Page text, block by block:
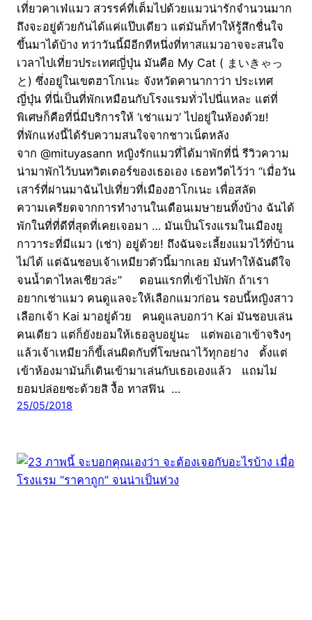
เที่ยวคาเฟ่แมว สวรรค์ที่เต็มไปด้วยแมวน่ารักจำนวนมาก
ถึงจะอยู่ด้วยกันได้แค่แป๊บเดียว แต่มันก็ทำให้รู้สึกชื่นใจ
ขึ้นมาได้บ้าง ทว่าวันนี้มีอีกทีหนึ่งที่ทาสแมวอาจจะสนใจ
เวลาไปเที่ยวประเทศญี่ปุ่น มันคือ My Cat ( まいきゃっ
と) ซึ่งอยู่ในเขตฮาโกเนะ จังหวัดคานากาว่า ประเทศ
ญี่ปุ่น ที่นี่เป็นที่พักเหมือนกับโรงแรมทั่วไปนี่แหละ แต่ที่
พิเศษก็คือที่นี่มีบริการให้ ‘เช่าแมว’ ไปอยู่ในห้องด้วย!
ที่พักแห่งนี้ได้รับความสนใจจากชาวเน็ตหลัง
จาก @mituyasann หญิงรักแมวที่ได้มาพักที่นี่ รีวิวความ
น่ามาพักไว้บนทวิตเตอร์ของเธอเอง เธอทวีตไว้ว่า “เมื่อวัน
เสาร์ที่ผ่านมาฉันไปเที่ยวที่เมืองฮาโกเนะ เพื่อสลัด
ความเครียดจากการทำงานในเดือนเมษายนทิ้งบ้าง ฉันได้
พักในที่ที่ดีที่สุดที่เคยเจอมา … มันเป็นโรงแรมในเมืองยู
กาวาระที่มีแมว (เช่า) อยู่ด้วย! ถึงฉันจะเลี้ยงแมวไว้ที่บ้าน
ไม่ได้ แต่ฉันชอบเจ้าเหมียวตัวนี้มากเลย มันทำให้ฉันดีใจ
จนน้ำตาไหลเชียวล่ะ” ตอนแรกที่เข้าไปพัก ถ้าเรา
อยากเช่าแมว คนดูแลจะให้เลือกแมวก่อน รอบนี้หญิงสาว
เลือกเจ้า Kai มาอยู่ด้วย คนดูแลบอกว่า Kai มันชอบเล่น
คนเดียว แต่ก็ยังยอมให้เธอลูบอยู่นะ แต่พอเอาเข้าจริงๆ
แล้วเจ้าเหมียวก็ขี้เล่นผิดกับที่โฆษณาไว้ทุกอย่าง ตั้งแต่
เข้าห้องมามันก็เดินเข้ามาเล่นกับเธอเองแล้ว แถมไม่
ยอมปล่อยซะด้วยสิ งื้อ ทาสฟิน …
25/05/2018